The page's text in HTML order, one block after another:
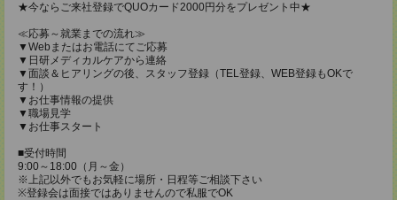
★今ならご来社登録でQUOカード2000円分をプレゼント中★
≪応募～就業までの流れ≫
▼Webまたはお電話にてご応募
▼日研メディカルケアから連絡
▼面談＆ヒアリングの後、スタッフ登録（TEL登録、WEB登録もOKで
す！）
▼お仕事情報の提供
▼職場見学
▼お仕事スタート
■受付時間
9:00～18:00（月～金）
※上記以外でもお気軽に場所・日程等ご相談下さい
※登録会は面接ではありませんので私服でOK